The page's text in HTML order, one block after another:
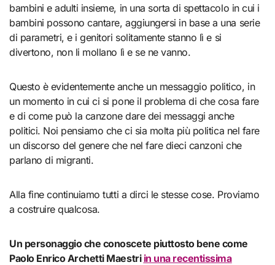
bambini e adulti insieme, in una sorta di spettacolo in cui i
bambini possono cantare, aggiungersi in base a una serie
di parametri, e i genitori solitamente stanno lì e si
divertono, non li mollano lì e se ne vanno.
Questo è evidentemente anche un messaggio politico, in
un momento in cui ci si pone il problema di che cosa fare
e di come può la canzone dare dei messaggi anche
politici. Noi pensiamo che ci sia molta più politica nel fare
un discorso del genere che nel fare dieci canzoni che
parlano di migranti.
Alla fine continuiamo tutti a dirci le stesse cose. Proviamo
a costruire qualcosa.
Un personaggio che conoscete piuttosto bene come
Paolo Enrico Archetti Maestri in una recentissima